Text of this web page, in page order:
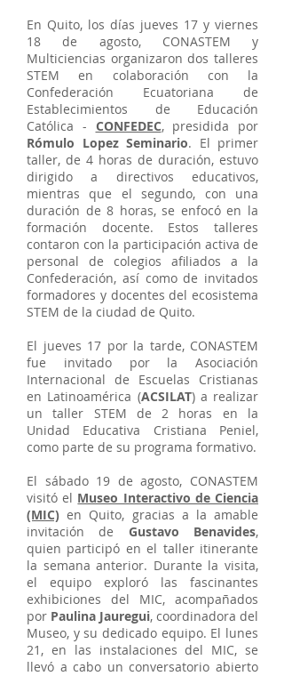
En Quito, los días jueves 17 y viernes
18 de agosto, CONASTEM y
Multiciencias organizaron dos talleres
STEM en colaboración con la
Confederación Ecuatoriana de
Establecimientos de Educación
Católica - CONFEDEC, presidida por
Rómulo Lopez Seminario. El primer
taller, de 4 horas de duración, estuvo
dirigido a directivos educativos,
mientras que el segundo, con una
duración de 8 horas, se enfocó en la
formación docente. Estos talleres
contaron con la participación activa de
personal de colegios afiliados a la
Confederación, así como de invitados
formadores y docentes del ecosistema
STEM de la ciudad de Quito.
El jueves 17 por la tarde, CONASTEM
fue invitado por la Asociación
Internacional de Escuelas Cristianas
en Latinoamérica (ACSILAT) a realizar
un taller STEM de 2 horas en la
Unidad Educativa Cristiana Peniel,
como parte de su programa formativo.
El sábado 19 de agosto, CONASTEM
visitó el Museo Interactivo de Ciencia
(MIC) en Quito, gracias a la amable
invitación de Gustavo Benavides,
quien participó en el taller itinerante
la semana anterior. Durante la visita,
el equipo exploró las fascinantes
exhibiciones del MIC, acompañados
por Paulina Jauregui, coordinadora del
Museo, y su dedicado equipo. El lunes
21, en las instalaciones del MIC, se
llevó a cabo un conversatorio abierto